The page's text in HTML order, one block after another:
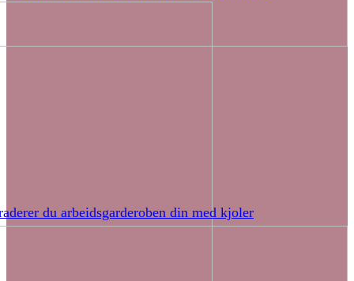
du arbeidsgarderoben din med kjoler